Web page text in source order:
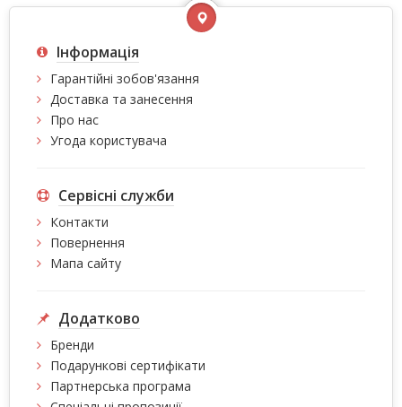
Інформація
Гарантійні зобов'язання
Доставка та занесення
Про нас
Угода користувача
Сервісні служби
Контакти
Повернення
Мапа сайту
Додатково
Бренди
Подарункові сертифікати
Партнерська програма